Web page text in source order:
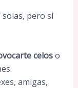
pero sí
celoso
amigas,